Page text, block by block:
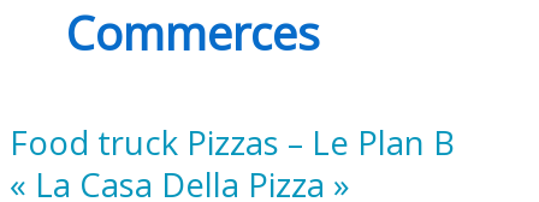
Commerces
Food truck Pizzas – Le Plan B
« La Casa Della Pizza »